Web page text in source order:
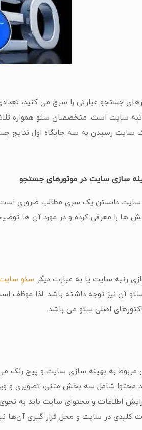
جستجو عبارتی را سرچ می کنید،
سایت است. متخصصان سئو همواره
سایت رسیدن به سه جایگاه اول نتایج
سازی سایت در موتورهای جستجو
سایت دانستن یک سری مطالب ضروری
ها را معرفی کرده و در مورد آن ها
رتبه سایت یا به عبارت دیگر سئو
آن نیز توجه داشته باشد. لذا
اصلی سئو می باشد.
به بهینه سازی سایت و پیج رنک می
محتوا شامل سه بخش متنی، تصویری و
اطلاعات و محتوای سایت باید به
کلیدی در سایت و محل قرار گیری آن‌ها